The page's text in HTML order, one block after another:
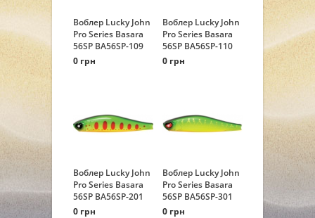
Воблер Lucky John
Pro Series Basara
56SP BA56SP-109
0 грн
Воблер Lucky John
Pro Series Basara
56SP BA56SP-110
0 грн
Воблер Lucky John
Pro Series Basara
56SP BA56SP-201
0 грн
Воблер Lucky John
Pro Series Basara
56SP BA56SP-301
0 грн